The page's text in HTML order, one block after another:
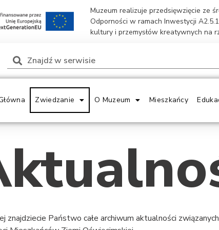
Muzeum realizuje przedsięwzięcie ze
Odporności w ramach Inwestycji
kultury i przemysłów kreatywnych na
Zwiedzanie O Muzeum Mieszkańcy
znajdziecie Państwo całe archiwum aktualności